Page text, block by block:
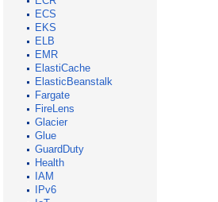
ECS
EKS
ELB
EMR
ElastiCache
ElasticBeanstalk
Fargate
FireLens
Glacier
Glue
GuardDuty
Health
IAM
IPv6